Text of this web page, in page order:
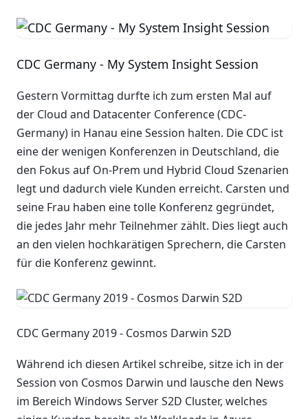
CDC Germany - My System Insight Session
Gestern Vormittag durfte ich zum ersten Mal auf
der Cloud and Datacenter Conference (CDC-
Germany) in Hanau eine Session halten. Die CDC ist
eine der wenigen Konferenzen in Deutschland, die
den Fokus auf On-Prem und Hybrid Cloud Szenarien
legt und dadurch viele Kunden erreicht. Carsten und
seine Frau haben eine tolle Konferenz gegründet,
die jedes Jahr mehr Teilnehmer zählt. Dies liegt auch
an den vielen hochkarätigen Sprechern, die Carsten
für die Konferenz gewinnt.
CDC Germany 2019 - Cosmos Darwin S2D
Während ich diesen Artikel schreibe, sitze ich in der
Session von Cosmos Darwin und lausche den News
im Bereich Windows Server S2D Cluster, welches